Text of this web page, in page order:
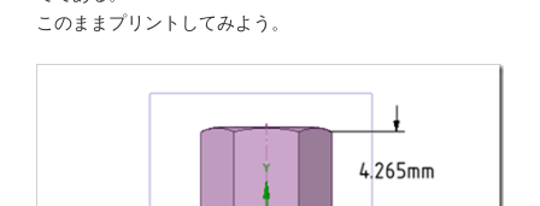
このままプリントしてみよう。